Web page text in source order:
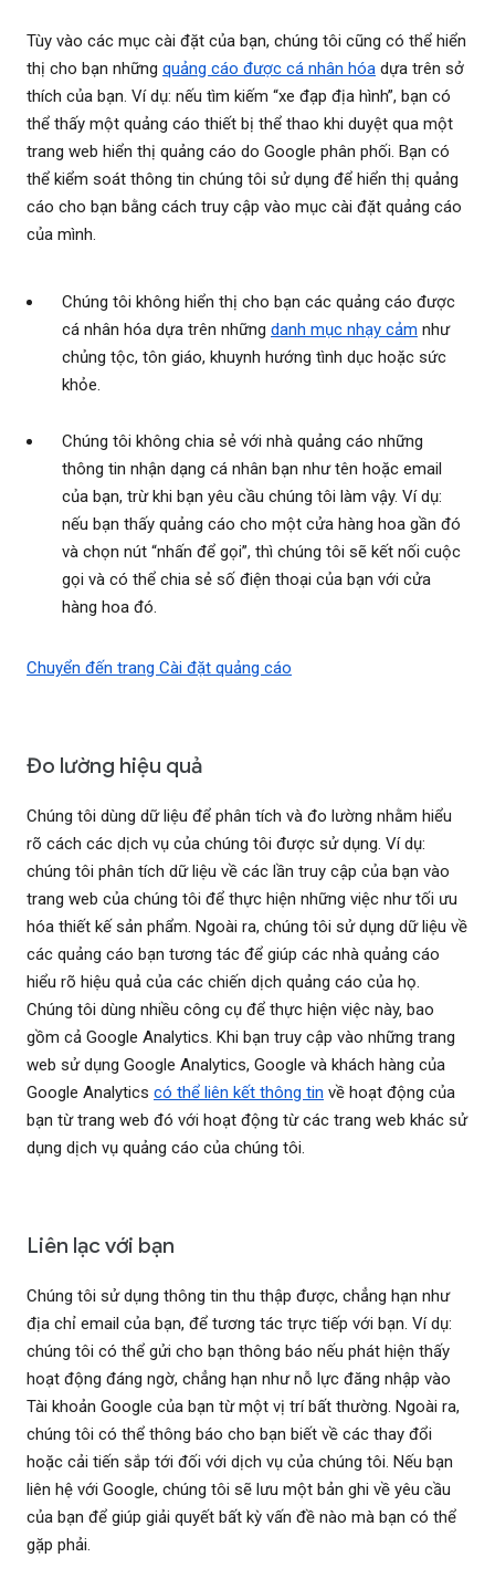
Tùy vào các mục cài đặt của bạn, chúng tôi cũng có thể hiển
thị cho bạn những quảng cáo được cá nhân hóa dựa trên sở
thích của bạn. Ví dụ: nếu tìm kiếm “xe đạp địa hình”, bạn có
thể thấy một quảng cáo thiết bị thể thao khi duyệt qua một
trang web hiển thị quảng cáo do Google phân phối. Bạn có
thể kiểm soát thông tin chúng tôi sử dụng để hiển thị quảng
cáo cho bạn bằng cách truy cập vào mục cài đặt quảng cáo
của mình.
Chúng tôi không hiển thị cho bạn các quảng cáo được
cá nhân hóa dựa trên những danh mục nhạy cảm như
chủng tộc, tôn giáo, khuynh hướng tình dục hoặc sức
khỏe.
Chúng tôi không chia sẻ với nhà quảng cáo những
thông tin nhận dạng cá nhân bạn như tên hoặc email
của bạn, trừ khi bạn yêu cầu chúng tôi làm vậy. Ví dụ:
nếu bạn thấy quảng cáo cho một cửa hàng hoa gần đó
và chọn nút “nhấn để gọi”, thì chúng tôi sẽ kết nối cuộc
gọi và có thể chia sẻ số điện thoại của bạn với cửa
hàng hoa đó.
Chuyển đến trang Cài đặt quảng cáo
Đo lường hiệu quả
Chúng tôi dùng dữ liệu để phân tích và đo lường nhằm hiểu
rõ cách các dịch vụ của chúng tôi được sử dụng. Ví dụ:
chúng tôi phân tích dữ liệu về các lần truy cập của bạn vào
trang web của chúng tôi để thực hiện những việc như tối ưu
hóa thiết kế sản phẩm. Ngoài ra, chúng tôi sử dụng dữ liệu về
các quảng cáo bạn tương tác để giúp các nhà quảng cáo
hiểu rõ hiệu quả của các chiến dịch quảng cáo của họ.
Chúng tôi dùng nhiều công cụ để thực hiện việc này, bao
gồm cả Google Analytics. Khi bạn truy cập vào những trang
web sử dụng Google Analytics, Google và khách hàng của
Google Analytics có thể liên kết thông tin về hoạt động của
bạn từ trang web đó với hoạt động từ các trang web khác sử
dụng dịch vụ quảng cáo của chúng tôi.
Liên lạc với bạn
Chúng tôi sử dụng thông tin thu thập được, chẳng hạn như
địa chỉ email của bạn, để tương tác trực tiếp với bạn. Ví dụ:
chúng tôi có thể gửi cho bạn thông báo nếu phát hiện thấy
hoạt động đáng ngờ, chẳng hạn như nỗ lực đăng nhập vào
Tài khoản Google của bạn từ một vị trí bất thường. Ngoài ra,
chúng tôi có thể thông báo cho bạn biết về các thay đổi
hoặc cải tiến sắp tới đối với dịch vụ của chúng tôi. Nếu bạn
liên hệ với Google, chúng tôi sẽ lưu một bản ghi về yêu cầu
của bạn để giúp giải quyết bất kỳ vấn đề nào mà bạn có thể
gặp phải.